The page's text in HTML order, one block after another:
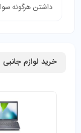
داشتن هرگونه
خرید لوازم جانبی